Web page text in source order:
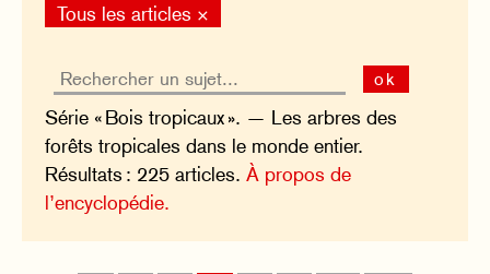
Tous les articles ×
ok
Série « Bois tropicaux ». — Les arbres des
forêts tropicales dans le monde entier.
Résultats : 225 articles.À propos de
l’encyclopédie.